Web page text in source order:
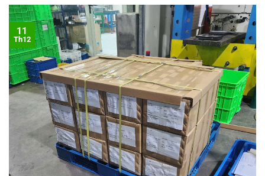
11
Th12